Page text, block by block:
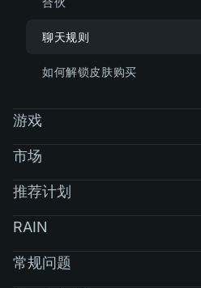
聊天规则
如何解锁皮肤购买
游戏
市场
推荐计划
RAIN
常规问题